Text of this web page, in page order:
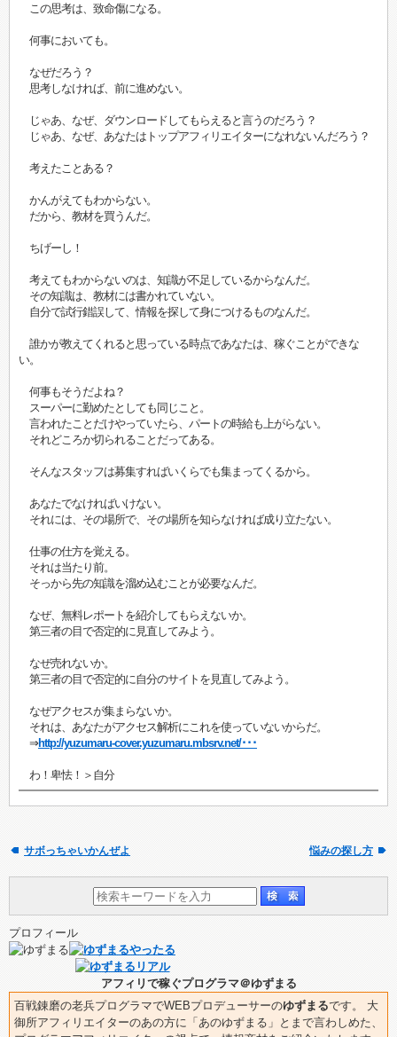
この思考は、致命傷になる。
何事においても。
なぜだろう？
思考しなければ、前に進めない。
じゃあ、なぜ、ダウンロードしてもらえると言うのだろう？
じゃあ、なぜ、あなたはトップアフィリエイターになれないんだろう？
考えたことある？
かんがえてもわからない。
だから、教材を買うんだ。
ちげーし！
考えてもわからないのは、知識が不足しているからなんだ。
その知識は、教材には書かれていない。
自分で試行錯誤して、情報を探して身につけるものなんだ。
誰かが教えてくれると思っている時点であなたは、稼ぐことができな
い。
何事もそうだよね？
スーパーに勤めたとしても同じこと。
言われたことだけやっていたら、パートの時給も上がらない。
それどころか切られることだってある。
そんなスタッフは募集すればいくらでも集まってくるから。
あなたでなければいけない。
それには、その場所で、その場所を知らなければ成り立たない。
仕事の仕方を覚える。
それは当たり前。
そっから先の知識を溜め込むことが必要なんだ。
なぜ、無料レポートを紹介してもらえないか。
第三者の目で否定的に見直してみよう。
なぜ売れないか。
第三者の目で否定的に自分のサイトを見直してみよう。
なぜアクセスが集まらないか。
それは、あなたがアクセス解析にこれを使っていないからだ。
⇒http://yuzumaru-cover.yuzumaru.mbsrv.net/･･･
わ！卑怯！＞自分
サボっちゃいかんぜよ 悩みの探し方
プロフィール
アフィリで稼ぐプログラマ＠ゆずまる
百戦錬磨の老兵プログラマでWEBプロデューサーのゆずまるです。 大
御所アフィリエイターのあの方に「あのゆずまる」とまで言わしめた、